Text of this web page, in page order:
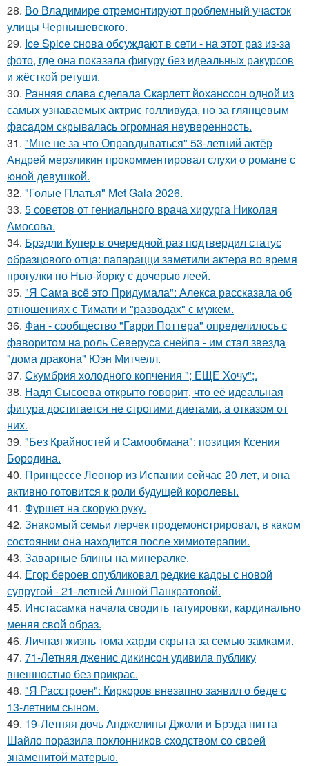
28. Во Владимире отремонтируют проблемный участок
улицы Чернышевского.
29. Ice Spice снова обсуждают в сети - на этот раз из-за
фото, где она показала фигуру без идеальных ракурсов
и жёсткой ретуши.
30. Ранняя слава сделала Скарлетт йоханссон одной из
самых узнаваемых актрис голливуда, но за глянцевым
фасадом скрывалась огромная неуверенность.
31. "Мне не за что Оправдываться" 53-летний актёр
Андрей мерзликин прокомментировал слухи о романе с
юной девушкой.
32. "Голые Платья" Met Gala 2026.
33. 5 советов от гениального врача хирурга Николая
Амосова.
34. Брэдли Купер в очередной раз подтвердил статус
образцового отца: папарацци заметили актера во время
прогулки по Нью-йорку с дочерью леей.
35. "Я Сама всё это Придумала": Алекса рассказала об
отношениях с Тимати и "разводах" с мужем.
36. Фан - сообщество "Гарри Поттера" определилось с
фаворитом на роль Северуса снейпа - им стал звезда
"дома дракона" Юэн Митчелл.
37. Скумбрия холодного копчения "; ЕЩЕ Хочу";.
38. Надя Сысоева открыто говорит, что её идеальная
фигура достигается не строгими диетами, а отказом от
них.
39. "Без Крайностей и Самообмана": позиция Ксения
Бородина.
40. Принцессе Леонор из Испании сейчас 20 лет, и она
активно готовится к роли будущей королевы.
41. Фуршет на скорую руку.
42. Знакомый семьи лерчек продемонстрировал, в каком
состоянии она находится после химиотерапии.
43. Заварные блины на минералке.
44. Егор бероев опубликовал редкие кадры с новой
супругой - 21-летней Анной Панкратовой.
45. Инстасамка начала сводить татуировки, кардинально
меняя свой образ.
46. Личная жизнь тома харди скрыта за семью замками.
47. 71-Летняя дженис дикинсон удивила публику
внешностью без прикрас.
48. "Я Расстроен": Киркоров внезапно заявил о беде с
13-летним сыном.
49. 19-Летняя дочь Анджелины Джоли и Брэда питта
Шайло поразила поклонников сходством со своей
знаменитой матерью.